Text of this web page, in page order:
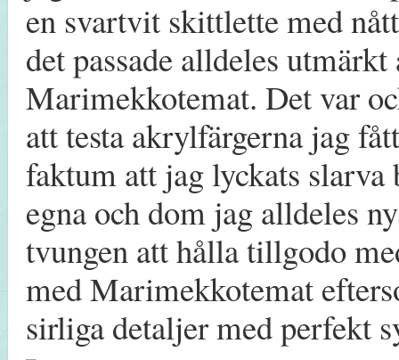
en svartvit skittlette med
det passade alldeles
Marimekkotemat. Det var
att testa akrylfärgerna jag
faktum att jag lyckats
egna och dom jag alldeles
tvungen att hålla tillgodo
med Marimekkotemat
sirliga detaljer med perfekt